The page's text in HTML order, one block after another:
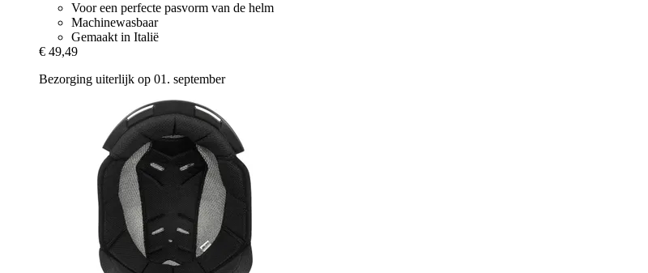
Voor een perfecte pasvorm van de helm
Machinewasbaar
Gemaakt in Italië
€ 49,49
Bezorging uiterlijk op 01. september